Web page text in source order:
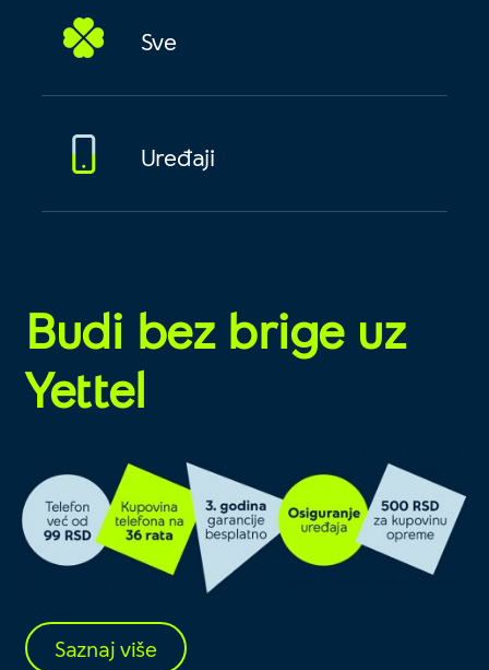
Sve
Uređaji
Budi bez brige uz
Yettel
Saznaj više